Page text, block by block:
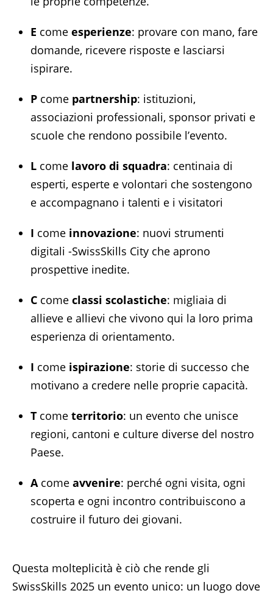
E come esperienze: provare con mano, fare
domande, ricevere risposte e lasciarsi
ispirare.
P come partnership: istituzioni,
associazioni professionali, sponsor privati e
scuole che rendono possibile l’evento.
L come lavoro di squadra: centinaia di
esperti, esperte e volontari che sostengono
e accompagnano i talenti e i visitatori
I come innovazione: nuovi strumenti
digitali -SwissSkills City che aprono
prospettive inedite.
C come classi scolastiche: migliaia di
allieve e allievi che vivono qui la loro prima
esperienza di orientamento.
I come ispirazione: storie di successo che
motivano a credere nelle proprie capacità.
T come territorio: un evento che unisce
regioni, cantoni e culture diverse del nostro
Paese.
A come avvenire: perché ogni visita, ogni
scoperta e ogni incontro contribuiscono a
costruire il futuro dei giovani.
Questa molteplicità è ciò che rende gli
SwissSkills 2025 un evento unico: un luogo dove